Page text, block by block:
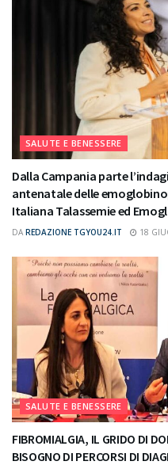
SALUTE E BENESSERE
Dalla Campania parte
antenatale delle
Italiana Talassemie ed
DA REDAZIONE TGYOU24.IT 18
SALUTE E BENESSERE
FIBROMIALGIA, IL GRIDO DI
BISOGNO DI PERCORSI DI